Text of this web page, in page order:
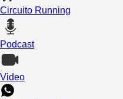
Circuito Running
Podcast
Video